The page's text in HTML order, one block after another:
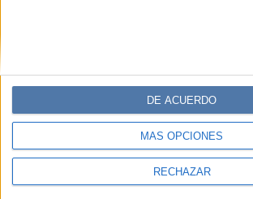
MÁS OPCIONES
RECHAZAR
DE ACUERDO